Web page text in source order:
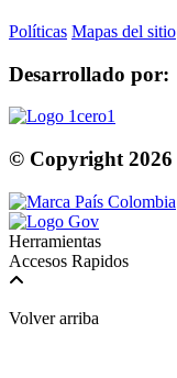
Políticas Mapas del sitio
Desarrollado por:
© Copyright 2026
Herramientas
Accesos Rapidos
Volver arriba